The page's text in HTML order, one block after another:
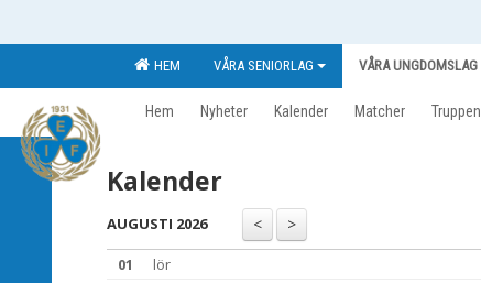
HEM VÅRA SENIORLAG VÅRA UNGDOMSLAG
Hem Nyheter Kalender Matcher Truppen
Kalender
AUGUSTI 2026
01
lör